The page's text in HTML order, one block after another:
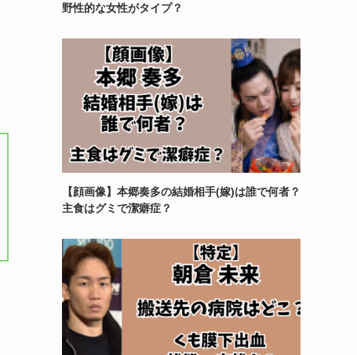
野性的な女性がタイプ？
【顔画像】本郷奏多の結婚相手(嫁)は誰で何者？
主食はグミで潔癖症？